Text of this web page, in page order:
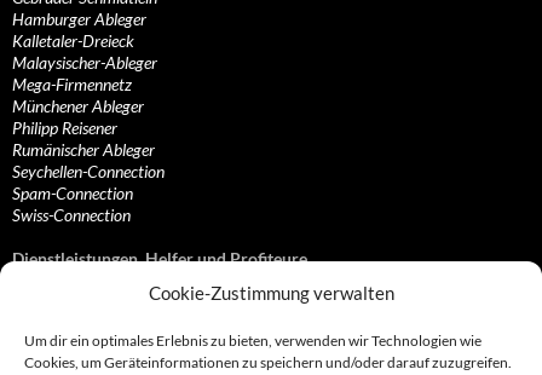
Cookie-Zustimmung verwalten
Um dir ein optimales Erlebnis zu bieten, verwenden wir Technologien wie
Cookies, um Geräteinformationen zu speichern und/oder darauf zuzugreifen.
Hamburger Ableger
Kalletaler-Dreieck
Malaysischer-Ableger
Mega-Firmennetz
Münchener Ableger
Philipp Reisener
Rumänischer Ableger
Seychellen-Connection
Spam-Connection
Swiss-Connection
Dienstleistungen, Helfer und Profiteure
Anonymisierungsdienste, VPN- und Web-Proxy…
Bezahlsysteme, Finanzdienstleister und…
Bürodienstleister, Firmengründer- und/oder…